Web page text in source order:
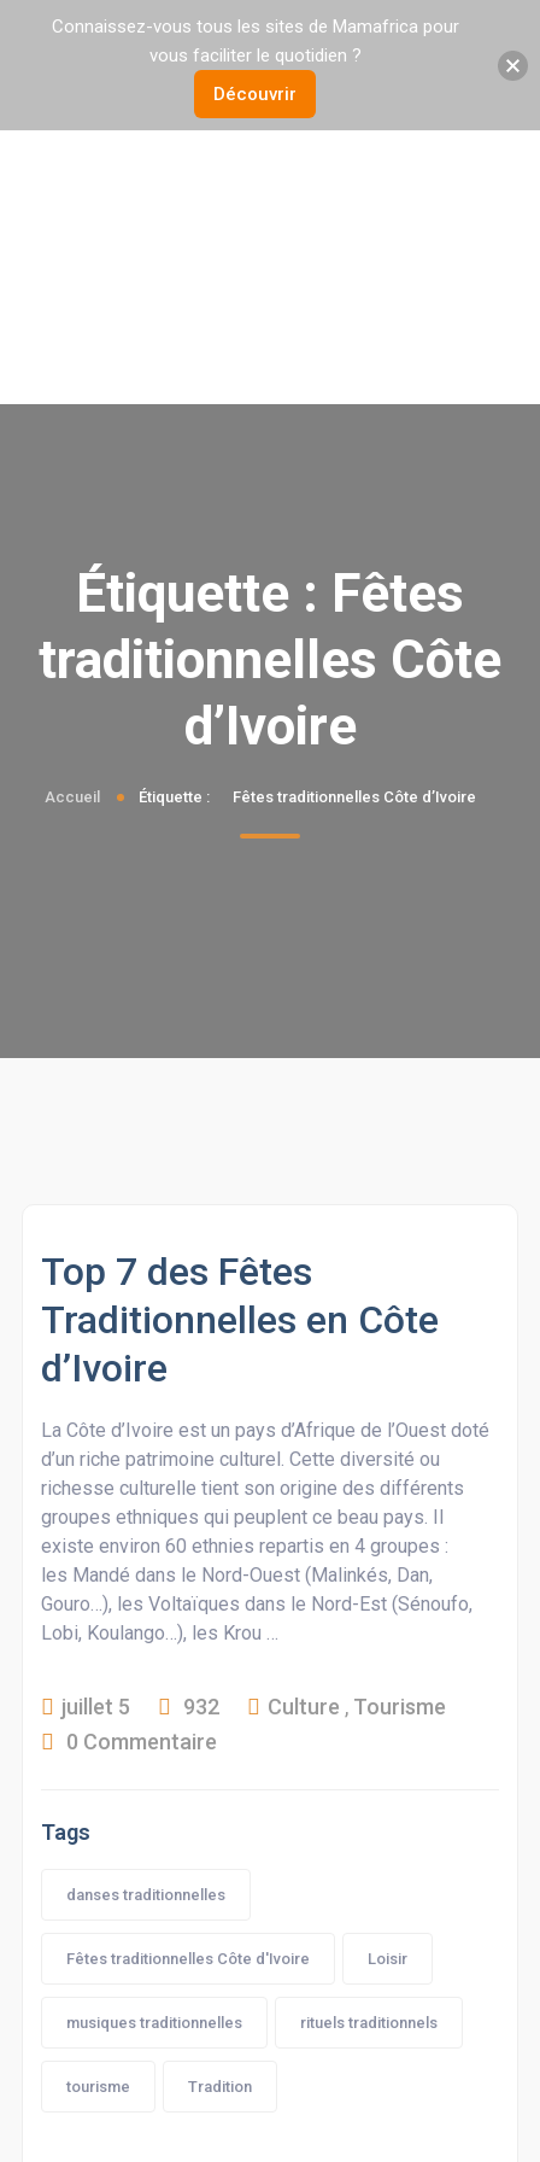
Étiquette : Fêtes
traditionnelles Côte
d’Ivoire
Accueil Étiquette : Fêtes traditionnelles Côte d’Ivoire
Top 7 des Fêtes
Traditionnelles en Côte
d’Ivoire
La Côte d’Ivoire est un pays d’Afrique de l’Ouest doté
d’un riche patrimoine culturel. Cette diversité ou
richesse culturelle tient son origine des différents
groupes ethniques qui peuplent ce beau pays. Il
existe environ 60 ethnies repartis en 4 groupes :
les Mandé dans le Nord-Ouest (Malinkés, Dan,
Gouro…), les Voltaïques dans le Nord-Est (Sénoufo,
Lobi, Koulango…), les Krou …
juillet 5 932 Culture , Tourisme
0 Commentaire
Tags
danses traditionnelles
Fêtes traditionnelles Côte d'Ivoire Loisir
musiques traditionnelles rituels traditionnels
tourisme Tradition
Connaissez-vous tous les sites de Mamafrica pour
vous faciliter le quotidien ?
Découvrir